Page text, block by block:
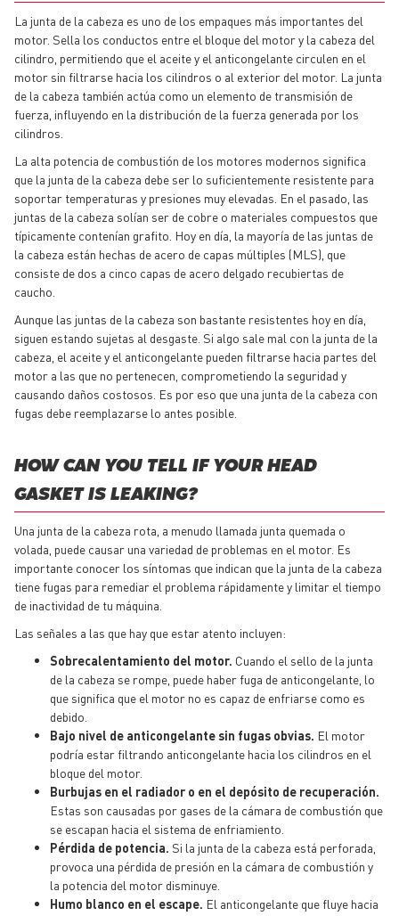
La junta de la cabeza es uno de los empaques más importantes del
motor. Sella los conductos entre el bloque del motor y la cabeza del
cilindro, permitiendo que el aceite y el anticongelante circulen en el
motor sin filtrarse hacia los cilindros o al exterior del motor. La junta
de la cabeza también actúa como un elemento de transmisión de
fuerza, influyendo en la distribución de la fuerza generada por los
cilindros.
La alta potencia de combustión de los motores modernos significa
que la junta de la cabeza debe ser lo suficientemente resistente para
soportar temperaturas y presiones muy elevadas. En el pasado, las
juntas de la cabeza solían ser de cobre o materiales compuestos que
típicamente contenían grafito. Hoy en día, la mayoría de las juntas de
la cabeza están hechas de acero de capas múltiples (MLS), que
consiste de dos a cinco capas de acero delgado recubiertas de
caucho.
Aunque las juntas de la cabeza son bastante resistentes hoy en día,
siguen estando sujetas al desgaste. Si algo sale mal con la junta de la
cabeza, el aceite y el anticongelante pueden filtrarse hacia partes del
motor a las que no pertenecen, comprometiendo la seguridad y
causando daños costosos. Es por eso que una junta de la cabeza con
fugas debe reemplazarse lo antes posible.
HOW CAN YOU TELL IF YOUR HEAD
GASKET IS LEAKING?
Una junta de la cabeza rota, a menudo llamada junta quemada o
volada, puede causar una variedad de problemas en el motor. Es
importante conocer los síntomas que indican que la junta de la cabeza
tiene fugas para remediar el problema rápidamente y limitar el tiempo
de inactividad de tu máquina.
Las señales a las que hay que estar atento incluyen:
Sobrecalentamiento del motor. Cuando el sello de la junta
de la cabeza se rompe, puede haber fuga de anticongelante, lo
que significa que el motor no es capaz de enfriarse como es
debido.
Bajo nivel de anticongelante sin fugas obvias. El motor
podría estar filtrando anticongelante hacia los cilindros en el
bloque del motor.
Burbujas en el radiador o en el depósito de recuperación.
Estas son causadas por gases de la cámara de combustión que
se escapan hacia el sistema de enfriamiento.
Pérdida de potencia. Si la junta de la cabeza está perforada,
provoca una pérdida de presión en la cámara de combustión y
la potencia del motor disminuye.
Humo blanco en el escape. El anticongelante que fluye hacia